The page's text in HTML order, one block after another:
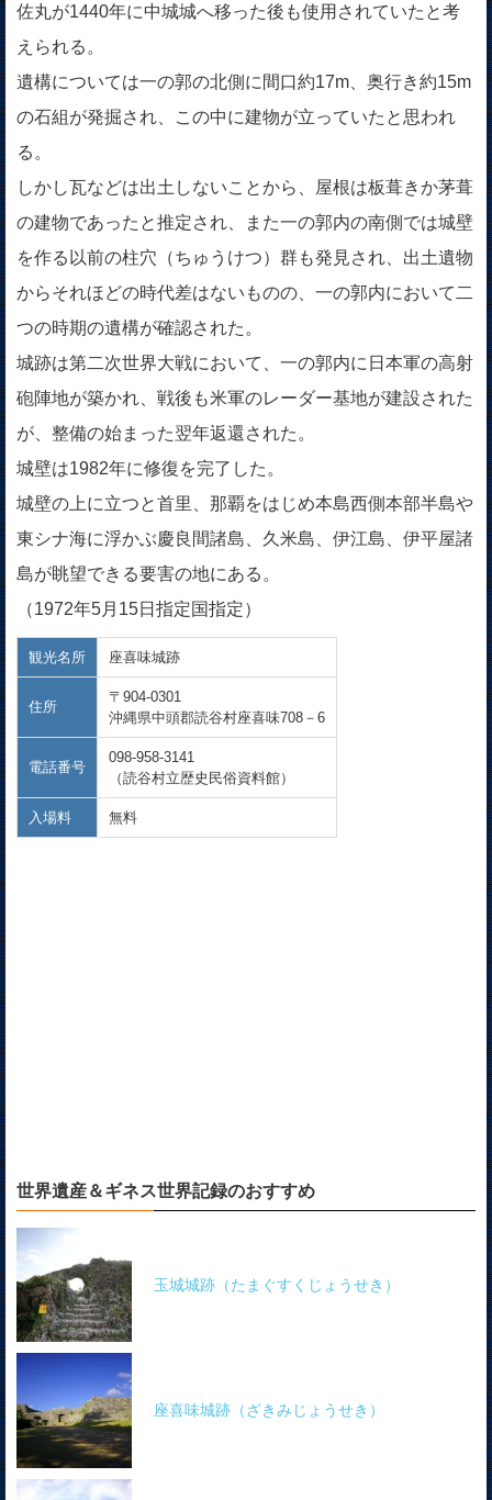
佐丸が1440年に中城城へ移った後も使用されていたと考
えられる。
遺構については一の郭の北側に間口約17m、奥行き約15m
の石組が発掘され、この中に建物が立っていたと思われ
る。
しかし瓦などは出土しないことから、屋根は板葺きか茅葺
の建物であったと推定され、また一の郭内の南側では城壁
を作る以前の柱穴（ちゅうけつ）群も発見され、出土遺物
からそれほどの時代差はないものの、一の郭内において二
つの時期の遺構が確認された。
城跡は第二次世界大戦において、一の郭内に日本軍の高射
砲陣地が築かれ、戦後も米軍のレーダー基地が建設された
が、整備の始まった翌年返還された。
城壁は1982年に修復を完了した。
城壁の上に立つと首里、那覇をはじめ本島西側本部半島や
東シナ海に浮かぶ慶良間諸島、久米島、伊江島、伊平屋諸
島が眺望できる要害の地にある。
（1972年5月15日指定国指定）
観光名所 座喜味城跡
住所
〒904-0301
沖縄県中頭郡読谷村座喜味708－6
電話番号
098-958-3141
（読谷村立歴史民俗資料館）
入場料 無料
世界遺産＆ギネス世界記録のおすすめ
玉城城跡（たまぐすくじょうせき）
座喜味城跡（ざきみじょうせき）